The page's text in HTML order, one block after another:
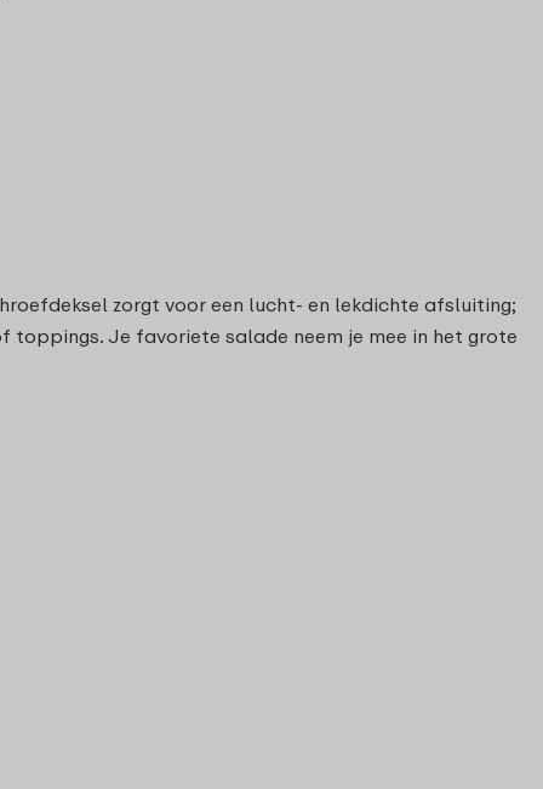
zorgt voor een lucht- en lekdichte afsluiting;
toppings. Je favoriete salade neem je mee in het grote